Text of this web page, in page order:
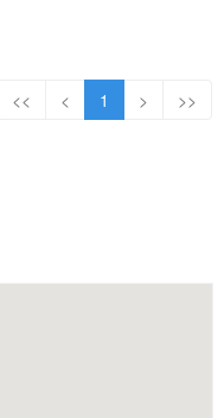
<< < 1 > >>